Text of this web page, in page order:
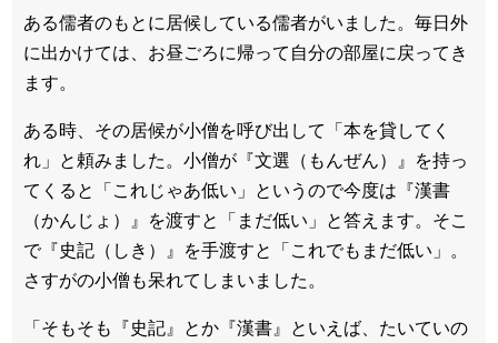
ある儒者のもとに居候している儒者がいました。毎日外
に出かけては、お昼ごろに帰って自分の部屋に戻ってき
ます。
ある時、その居候が小僧を呼び出して「本を貸してく
れ」と頼みました。小僧が『文選（もんぜん）』を持っ
てくると「これじゃあ低い」というので今度は『漢書
（かんじょ）』を渡すと「まだ低い」と答えます。そこ
で『史記（しき）』を手渡すと「これでもまだ低い」。
さすがの小僧も呆れてしまいました。
「そもそも『史記』とか『漢書』といえば、たいていの